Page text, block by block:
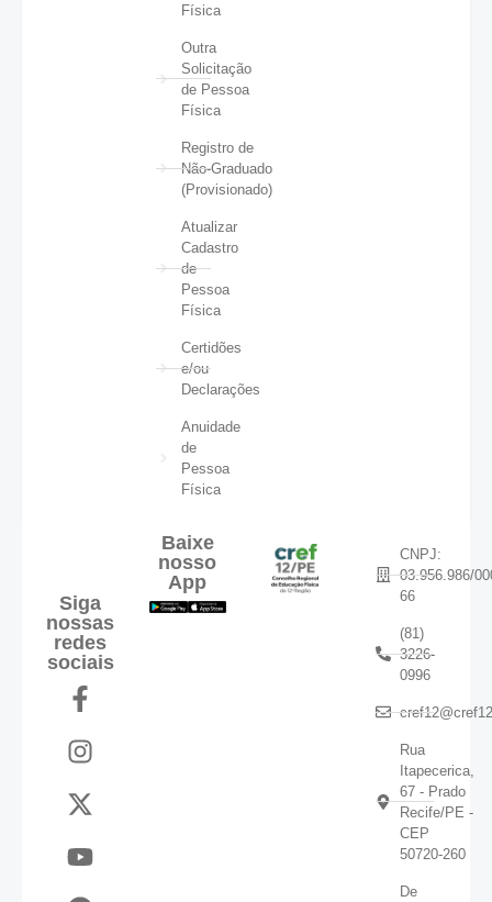
Física
Outra
Solicitação
de Pessoa
Física
Registro de
Não-Graduado
(Provisionado)
Atualizar
Cadastro
de
Pessoa
Física
Certidões
e/ou
Declarações
Anuidade
de
Pessoa
Física
Siga
nossas
redes
sociais
Baixe
nosso
App
CNPJ:
03.956.986/
66
(81)
3226-
0996
Rua
Itapecerica,
67 - Prado
Recife/PE -
CEP
50720-260
De